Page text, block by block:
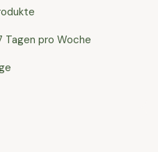
Tagen pro Woche